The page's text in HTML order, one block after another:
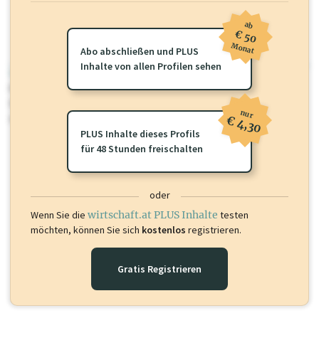
wirtschaft.at PLUS
Für dieses Profil gibt es zusätzlichewirtschaft.at PLUS Inhalte
Sie momentan nicht einsehen können. Schalten Sie dieses Profil frei
oder loggen Sie sich ein um diese Inhalte zu sehen.
Abo abschließen und PLUS
Inhalte von allen Profilen sehen
ab
€ 50
Monat
PLUS Inhalte dieses Profils
für 48 Stunden freischalten
nur
€ 4,30
oder
Wenn Sie die wirtschaft.at PLUS Inhalte testen
möchten, können Sie sich kostenlos registrieren.
Gratis Registrieren